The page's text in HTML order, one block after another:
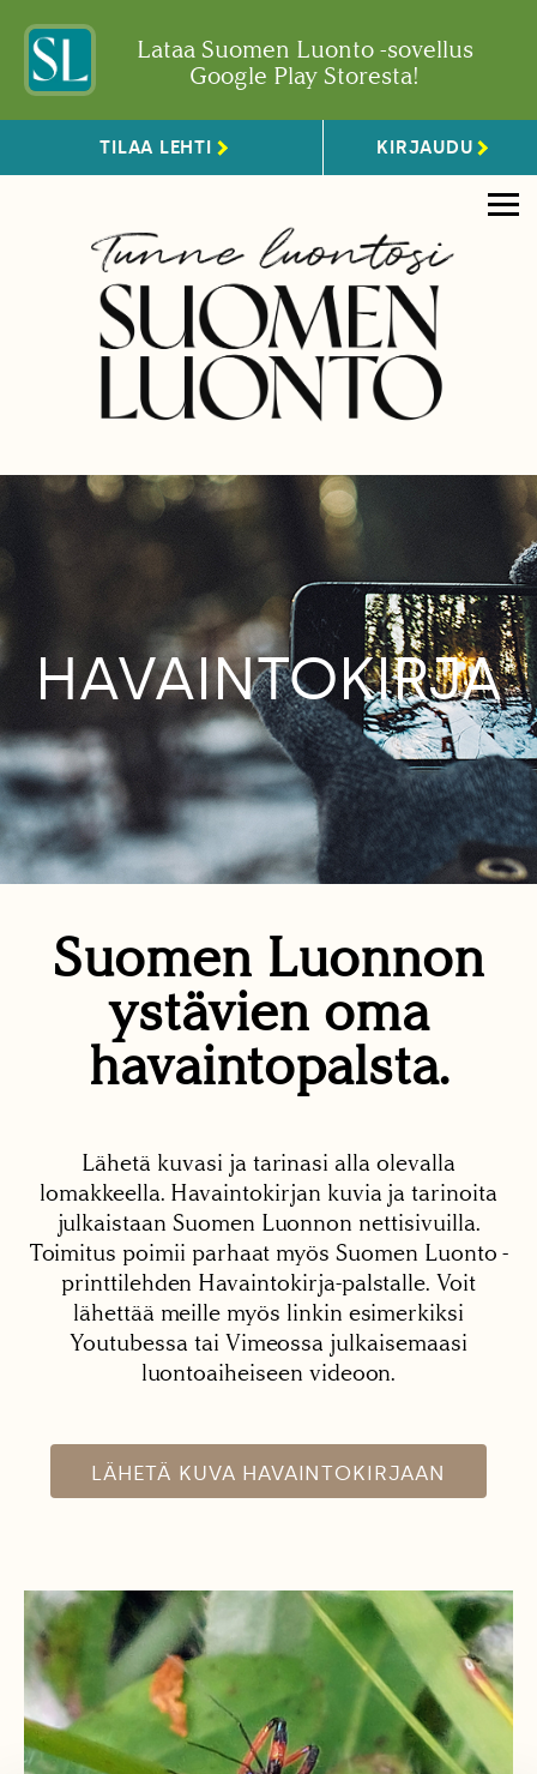
Lataa Suomen Luonto -sovellus
Google Play Storesta!
TILAA LEHTI KIRJAUDU
HAVAINTOKIRJA
Suomen Luonnon
ystävien oma
havaintopalsta.
Lähetä kuvasi ja tarinasi alla olevalla
lomakkeella. Havaintokirjan kuvia ja tarinoita
julkaistaan Suomen Luonnon nettisivuilla.
Toimitus poimii parhaat myös Suomen Luonto -
printtilehden Havaintokirja-palstalle. Voit
lähettää meille myös linkin esimerkiksi
Youtubessa tai Vimeossa julkaisemaasi
luontoaiheiseen videoon.
LÄHETÄ KUVA HAVAINTOKIRJAAN